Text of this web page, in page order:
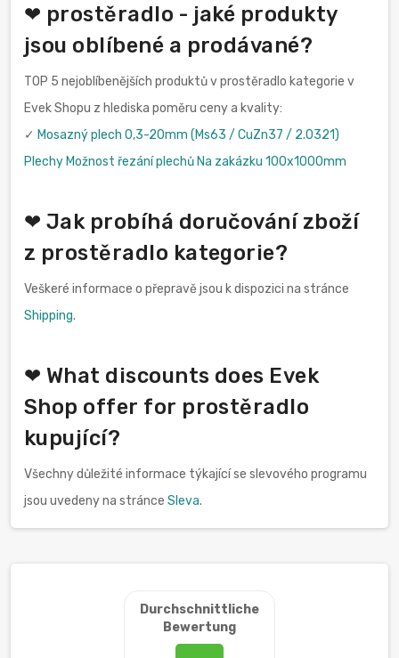
❤ prostěradlo - jaké produkty
jsou oblíbené a prodávané?
TOP 5 nejoblíbenějších produktů v prostěradlo kategorie v
Evek Shopu z hlediska poměru ceny a kvality:
✓ Mosazný plech 0,3-20mm (Ms63 / CuZn37 / 2.0321)
Plechy Možnost řezání plechů Na zakázku 100x1000mm
❤ Jak probíhá doručování zboží
z prostěradlo kategorie?
Veškeré informace o přepravě jsou k dispozici na stránce
Shipping.
❤ What discounts does Evek
Shop offer for prostěradlo
kupující?
Všechny důležité informace týkající se slevového programu
jsou uvedeny na stránce Sleva.
Durchschnittliche
Bewertung